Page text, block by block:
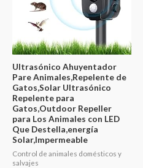
Ultrasónico Ahuyentador
Pare Animales,Repelente de
Gatos,Solar Ultrasónico
Repelente para
Gatos,Outdoor Repeller
para Los Animales con LED
Que Destella,energía
Solar,Impermeable
Control de animales domésticos y
salvajes